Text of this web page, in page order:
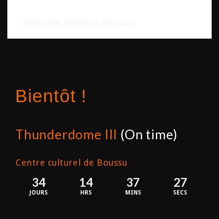
Bientôt !
Thunderdome III (On time)
Centre culturel de Boussu
34
JOURS
14
HRS
37
MINS
27
SECS